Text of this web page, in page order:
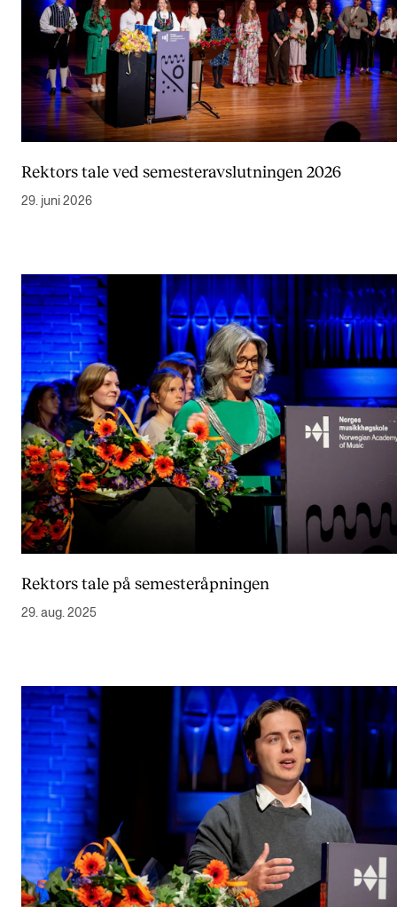
Rektors tale ved semesteravslutningen 2026
29. juni 2026
Rektors tale på semesteråpningen
29. aug. 2025